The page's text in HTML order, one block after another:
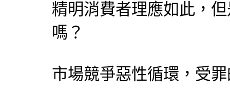
精明消費者理應如此，
嗎？
市場競爭惡性循環，受